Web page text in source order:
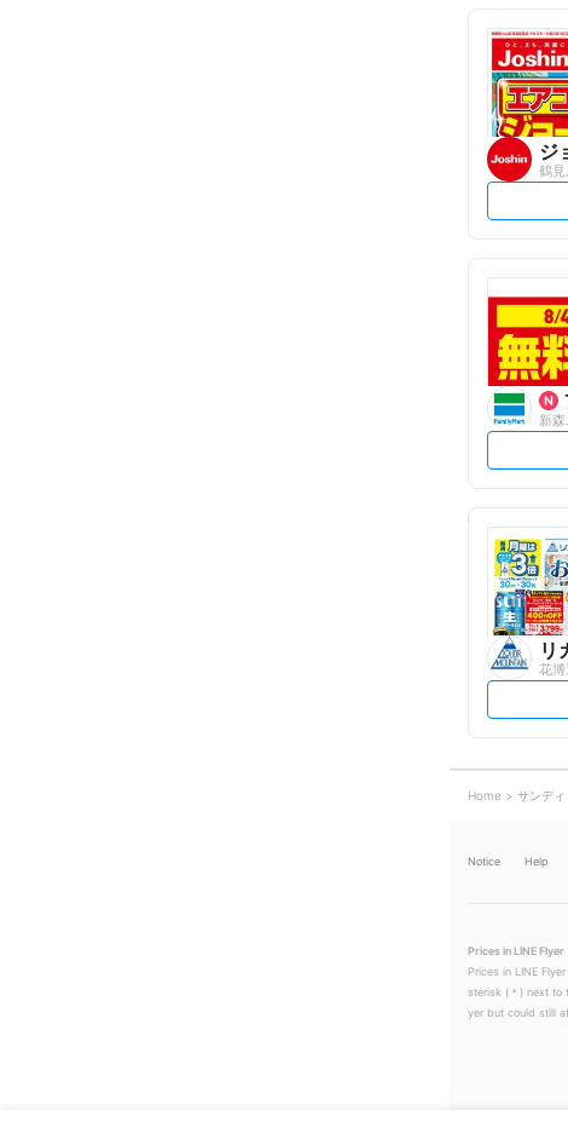
ジ
鶴見
新
リ
花博
Home サンディ
Notice Help
Prices in LINE Flyer
Prices in LINE
sterisk (＊) next to
yer but could still